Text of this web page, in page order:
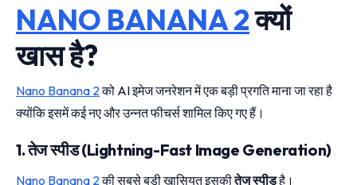
NANO BANANA 2क्यों
खास है?
Nano Banana 2को AI इमेज जनरेशन में एक बड़ी प्रगति माना जा रहा है
क्योंकि इसमें कई नए और उन्नत फीचर्स शामिल किए गए हैं।
1. तेज स्पीड (Lightning-Fast Image Generation)
Nano Banana 2की सबसे बड़ी खासियत इसकीतेज स्पीडहै।